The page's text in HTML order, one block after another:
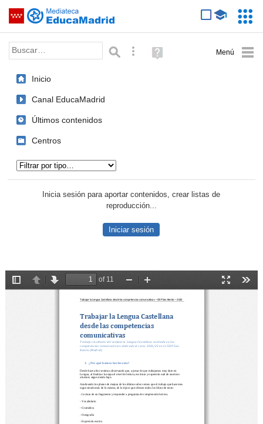
Saltar navegación
Palabra o frase: Búsqueda avanzada
Ayuda
(en
Inicio
Canal EducaMadrid
Últimos contenidos
Centros
Inicia sesión para aportar contenidos, crear listas de
reproducción...
Iniciar sesión